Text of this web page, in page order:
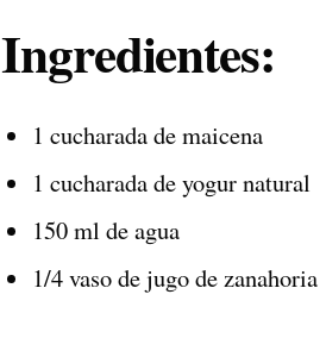
Ingredientes:
1 cucharada de maicena
1 cucharada de yogur natural
150 ml de agua
1/4 vaso de jugo de zanahoria